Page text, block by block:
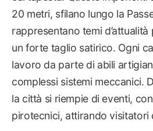
20 metri, sfilano lungo la
rappresentano temi
un forte taglio satirico. Ogni
lavoro da parte di abili
complessi sistemi meccanici.
la città si riempie di eventi,
pirotecnici, attirando visitatori